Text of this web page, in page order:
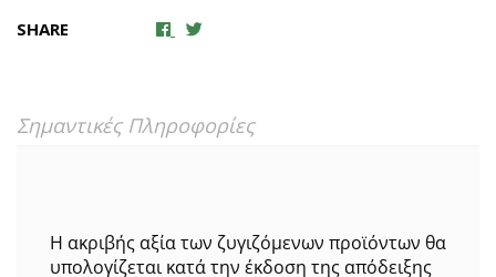
SHARE
Σημαντικές Πληροφορίες
Η ακριβής αξία των ζυγιζόμενων προϊόντων θα
υπολογίζεται κατά την έκδοση της απόδειξης